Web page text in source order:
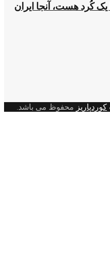
کُرد هست، آنجا ایران
کوردپاریز محفوظ می باشد.